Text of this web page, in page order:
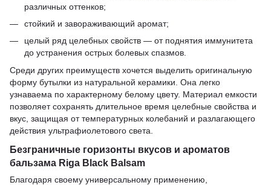
различных оттенков;
стойкий и завораживающий аромат;
целый ряд целебных свойств — от поднятия иммунитета
до устранения острых болевых спазмов.
Среди других преимуществ хочется выделить оригинальную
форму бутылки из натуральной керамики. Она легко
узнаваема по характерному белому цвету. Материал емкости
позволяет сохранять длительное время целебные свойства и
вкус, защищая от температурных колебаний и разлагающего
действия ультрафиолетового света.
Безграничные горизонты вкусов и ароматов
бальзама Riga Black Balsam
Благодаря своему универсальному применению,